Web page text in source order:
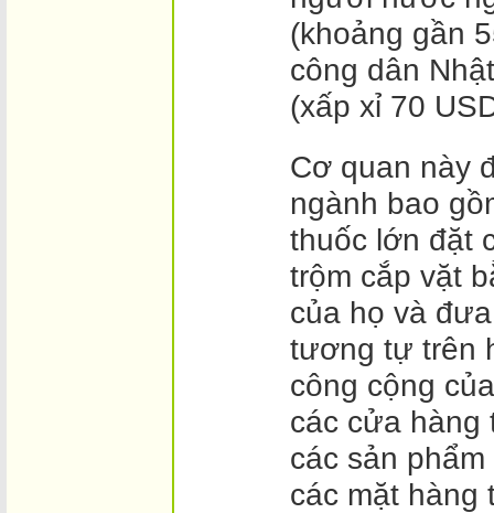
(khoảng gần
công dân
(xấp xỉ 70
Cơ quan này
ngành bao
thuốc lớn đặt
trộm cắp vặt
của họ và
tương tự trên
công cộng
các cửa hàng
các sản
các mặt hàng